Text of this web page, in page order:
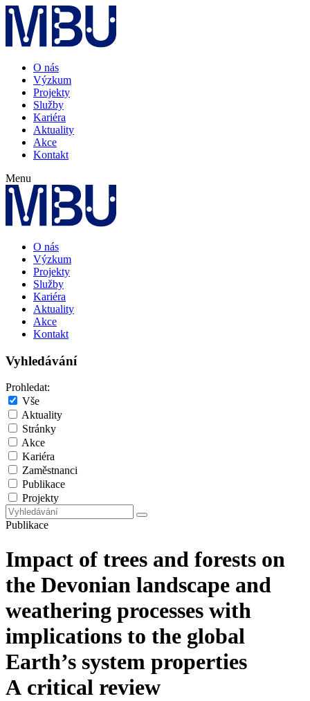
O nás
Výzkum
Projekty
Služby
Kariéra
Aktuality
Akce
Kontakt
Menu
O nás
Výzkum
Projekty
Služby
Kariéra
Aktuality
Akce
Kontakt
Vyhledávání
Prohledat:
Vše
Aktuality
Stránky
Akce
Kariéra
Zaměstnanci
Publikace
Projekty
Publikace
Impact of trees and forests on
the Devonian landscape and
weathering processes with
implications to the global
Earth’s system properties
A critical review